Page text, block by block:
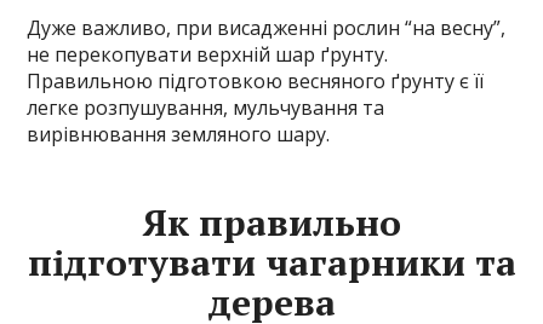
Дуже важливо, при висадженні рослин “на весну”,
не перекопувати верхній шар ґрунту.
Правильною підготовкою весняного ґрунту є її
легке розпушування, мульчування та
вирівнювання земляного шару.
Як правильно
підготувати чагарники та
дерева